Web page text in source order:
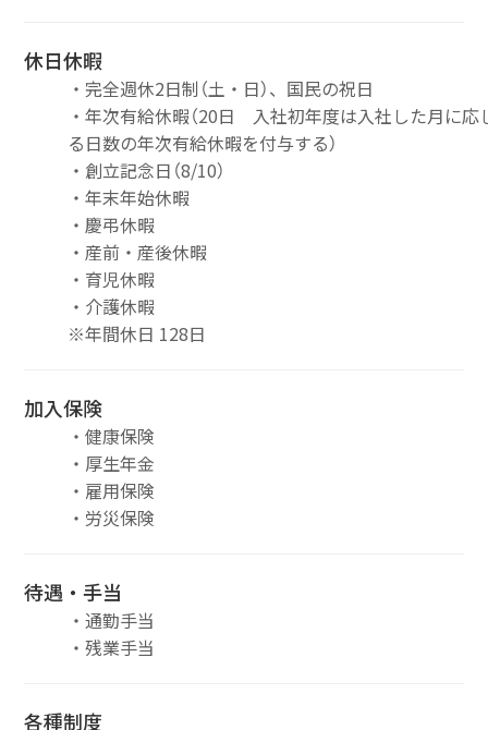
休日休暇
・完全週休2日制（土・日）、国民の祝日
・年次有給休暇（20日 入社初年度は入社した月に応
る日数の年次有給休暇を付与する）
・創立記念日（8/10）
・年末年始休暇
・慶弔休暇
・産前・産後休暇
・育児休暇
・介護休暇
※年間休日 128日
加入保険
・健康保険
・厚生年金
・雇用保険
・労災保険
待遇・手当
・通勤手当
・残業手当
各種制度